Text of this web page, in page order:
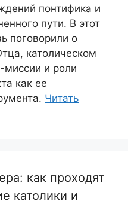
понтифика и
пути. В этот
поговорили о
католическом
миссии и роли
как ее
Читать
как проходят
католики и